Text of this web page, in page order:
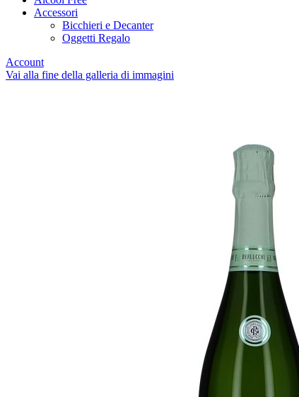
Accessori
Bicchieri e Decanter
Oggetti Regalo
Account
Vai alla fine della galleria di immagini